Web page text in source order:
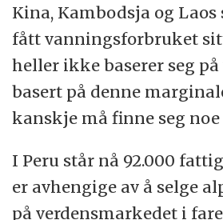
Kina, Kambodsja og
fått vanningsforbruket
heller ikke baserer seg
basert på denne
kanskje må finne seg noe
I Peru står nå 92.000
er avhengige av å selge
på verdensmarkedet i